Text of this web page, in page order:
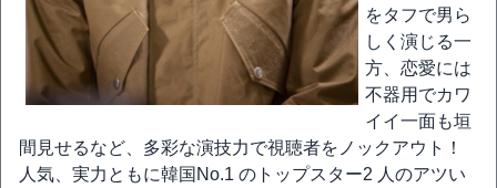
をタフで男ら
しく演じる一
方、恋愛には
不器用でカワ
イイ一面も垣
間見せるなど、多彩な演技力で視聴者をノックアウト！
人気、実力ともに韓国No.1 のトップスター2 人のアツい